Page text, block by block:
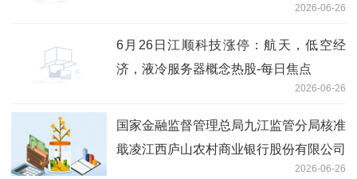
2026-06-26
6月26日江顺科技涨停：航天，低空经
济，液冷服务器概念热股-每日焦点
2026-06-26
国家金融监督管理总局九江监管分局核准
戢凌江西庐山农村商业银行股份有限公司
2026-06-26